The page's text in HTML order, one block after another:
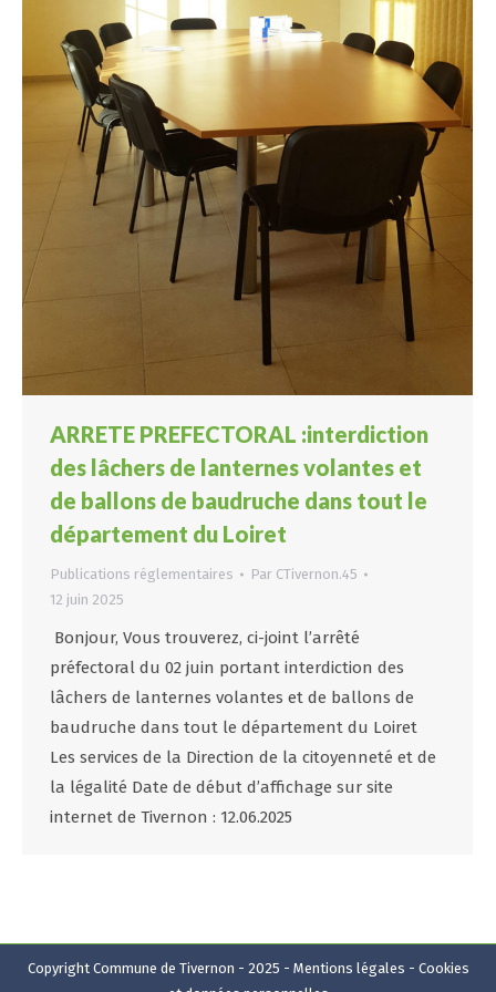
ARRETE PREFECTORAL :interdiction
des lâchers de lanternes volantes et
de ballons de baudruche dans tout le
département du Loiret
Publications réglementaires Par CTivernon.45
12 juin 2025
Bonjour, Vous trouverez, ci-joint l’arrêté
préfectoral du 02 juin portant interdiction des
lâchers de lanternes volantes et de ballons de
baudruche dans tout le département du Loiret
Les services de la Direction de la citoyenneté et de
la légalité Date de début d’affichage sur site
internet de Tivernon : 12.06.2025
Copyright Commune de Tivernon - 2025 - Mentions légales - Cookies